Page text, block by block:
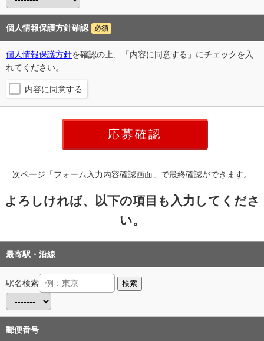
個人情報保護方針確認 必須
個人情報保護方針を確認の上、「内容に同意する」にチェックを入
れてください。
内容に同意する
次ページ「フォーム入力内容確認画面」で最終確認ができます。
よろしければ、以下の項目も入力してくださ
い。
最寄駅・沿線
駅名検索 検索
郵便番号